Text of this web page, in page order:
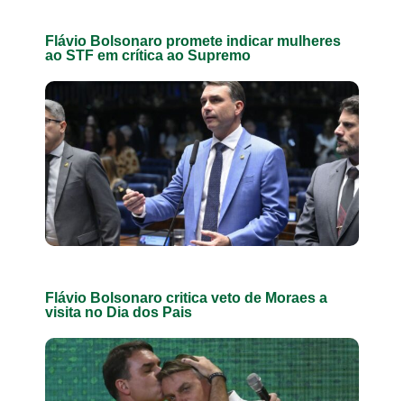
Flávio Bolsonaro promete indicar mulheres
ao STF em crítica ao Supremo
Flávio Bolsonaro critica veto de Moraes a
visita no Dia dos Pais